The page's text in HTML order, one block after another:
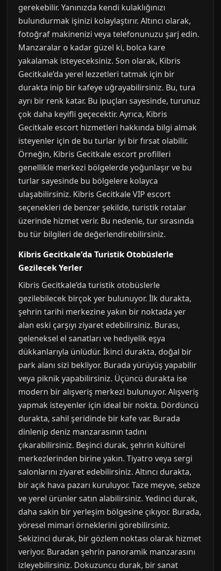
gerekebilir. Yanınızda kendi kulaklığınızı
bulundurmak işinizi kolaylaştırır. Altıncı olarak,
fotoğraf makinenizi veya telefonunuzu şarj edin.
Manzaralar o kadar güzel ki, bolca kare
yakalamak isteyeceksiniz. Son olarak, Kibris
Gecitkale’da yerel lezzetleri tatmak için bir
durakta inip bir kafeye uğrayabilirsiniz. Bu, tura
ayrı bir renk katar. Bu ipuçları sayesinde, turunuz
çok daha keyifli geçecektir. Ayrıca, Kibris
Gecitkale escort hizmetleri hakkında bilgi almak
isteyenler için de bu turlar iyi bir fırsat olabilir.
Örneğin, Kibris Gecitkale escort profilleri
genellikle merkezi bölgelerde yoğunlaşır ve bu
turlar sayesinde bu bölgelere kolayca
ulaşabilirsiniz. Kibris Gecitkale VIP escort
seçenekleri de benzer şekilde, turistik rotalar
üzerinde hizmet verir. Bu nedenle, tur sırasında
bu tür bilgileri de değerlendirebilirsiniz.
Kibris Gecitkale’da Turistik Otobüslerle
Gezilecek Yerler
Kibris Gecitkale’da turistik otobüslerle
gezilebilecek birçok yer bulunuyor. İlk durakta,
şehrin tarihi merkezine yakın bir noktada yer
alan eski çarşıyı ziyaret edebilirsiniz. Burası,
geleneksel el sanatları ve hediyelik eşya
dükkanlarıyla ünlüdür. İkinci durakta, doğal bir
park alanı sizi bekliyor. Burada yürüyüş yapabilir
veya piknik yapabilirsiniz. Üçüncü durakta ise
modern bir alışveriş merkezi bulunuyor. Alışveriş
yapmak isteyenler için ideal bir nokta. Dördüncü
durakta, sahil şeridinde bir kafe var. Burada
dinlenip deniz manzarasının tadını
çıkarabilirsiniz. Beşinci durak, şehrin kültürel
merkezlerinden birine yakın. Tiyatro veya sergi
salonlarını ziyaret edebilirsiniz. Altıncı durakta,
bir açık hava pazarı kuruluyor. Taze meyve, sebze
ve yerel ürünler satın alabilirsiniz. Yedinci durak,
daha sakin bir yerleşim bölgesine çıkıyor. Burada,
yöresel mimari örneklerini görebilirsiniz.
Sekizinci durak, bir gözlem noktası olarak hizmet
veriyor. Buradan şehrin panoramik manzarasını
izleyebilirsiniz. Dokuzuncu durak, bir sanat